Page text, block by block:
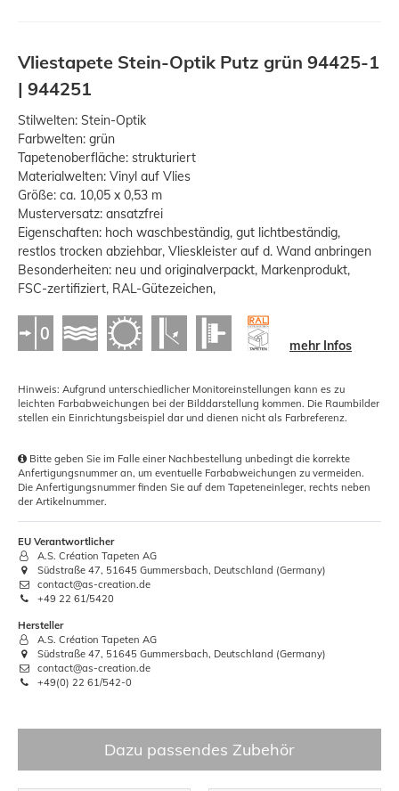
Vliestapete Stein-Optik Putz grün 94425-1
| 944251
Stilwelten: Stein-Optik
Farbwelten: grün
Tapetenoberfläche: strukturiert
Materialwelten: Vinyl auf Vlies
Größe: ca. 10,05 x 0,53 m
Musterversatz: ansatzfrei
Eigenschaften: hoch waschbeständig, gut lichtbeständig,
restlos trocken abziehbar, Vlieskleister auf d. Wand anbringen
Besonderheiten: neu und originalverpackt, Markenprodukt,
FSC-zertifiziert, RAL-Gütezeichen,
mehr Infos
Hinweis: Aufgrund unterschiedlicher Monitoreinstellungen kann es zu
leichten Farbabweichungen bei der Bilddarstellung kommen. Die Raumbilder
stellen ein Einrichtungsbeispiel dar und dienen nicht als Farbreferenz.
Bitte geben Sie im Falle einer Nachbestellung unbedingt die korrekte
Anfertigungsnummer an, um eventuelle Farbabweichungen zu vermeiden.
Die Anfertigungsnummer finden Sie auf dem Tapeteneinleger, rechts neben
der Artikelnummer.
EU Verantwortlicher
A.S. Création Tapeten AG
Südstraße 47, 51645 Gummersbach, Deutschland (Germany)
contact@as-creation.de
+49 22 61/5420
Hersteller
A.S. Création Tapeten AG
Südstraße 47, 51645 Gummersbach, Deutschland (Germany)
contact@as-creation.de
+49(0) 22 61/542-0
Dazu passendes Zubehör